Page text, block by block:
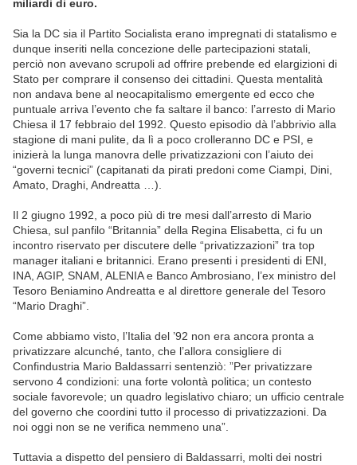
miliardi di euro.
Sia la DC sia il Partito Socialista erano impregnati di statalismo e
dunque inseriti nella concezione delle partecipazioni statali,
perciò non avevano scrupoli ad offrire prebende ed elargizioni di
Stato per comprare il consenso dei cittadini. Questa mentalità
non andava bene al neocapitalismo emergente ed ecco che
puntuale arriva l’evento che fa saltare il banco: l’arresto di Mario
Chiesa il 17 febbraio del 1992. Questo episodio dà l’abbrivio alla
stagione di mani pulite, da lì a poco crolleranno DC e PSI, e
inizierà la lunga manovra delle privatizzazioni con l’aiuto dei
“governi tecnici” (capitanati da pirati predoni come Ciampi, Dini,
Amato, Draghi, Andreatta …).
Il 2 giugno 1992, a poco più di tre mesi dall’arresto di Mario
Chiesa, sul panfilo “Britannia” della Regina Elisabetta, ci fu un
incontro riservato per discutere delle “privatizzazioni” tra top
manager italiani e britannici. Erano presenti i presidenti di ENI,
INA, AGIP, SNAM, ALENIA e Banco Ambrosiano, l’ex ministro del
Tesoro Beniamino Andreatta e al direttore generale del Tesoro
“Mario Draghi”.
Come abbiamo visto, l’Italia del ’92 non era ancora pronta a
privatizzare alcunché, tanto, che l’allora consigliere di
Confindustria Mario Baldassarri sentenziò: ”Per privatizzare
servono 4 condizioni: una forte volontà politica; un contesto
sociale favorevole; un quadro legislativo chiaro; un ufficio centrale
del governo che coordini tutto il processo di privatizzazioni. Da
noi oggi non se ne verifica nemmeno una”.
Tuttavia a dispetto del pensiero di Baldassarri, molti dei nostri